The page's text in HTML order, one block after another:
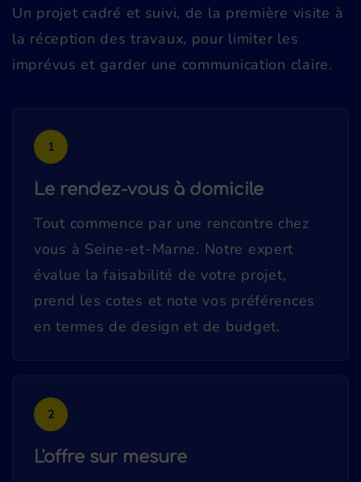
Un projet cadré et suivi, de la première visite à
la réception des travaux, pour limiter les
imprévus et garder une communication claire.
1
Le rendez-vous à domicile
Tout commence par une rencontre chez
vous à Seine-et-Marne. Notre expert
évalue la faisabilité de votre projet,
prend les cotes et note vos préférences
en termes de design et de budget.
2
L'offre sur mesure